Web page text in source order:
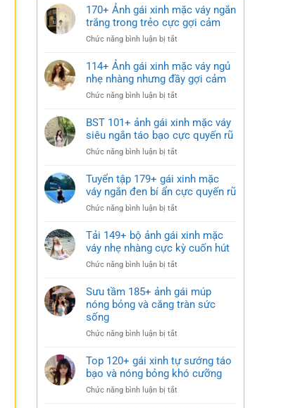
170+ Ảnh gái xinh mặc váy ngắn
trắng trong trẻo cực gợi cảm
Chức năng bình luận bị tắt
Ảnh
gái
xinh
mặc
ngắn
trắng
gợi
cảm
114+ Ảnh gái xinh mặc váy ngủ
nhẹ nhàng nhưng đầy gợi cảm
Chức năng bình luận bị tắt
Ảnh
gái
xinh
mặc
ngủ
nhẹ
gợi
cảm
BST 101+ ảnh gái xinh mặc váy
siêu ngắn táo bạo cực quyến rũ
Chức năng bình luận bị tắt
101+
ảnh
gái
xinh
váy
siêu
cực
quyến
Tuyển tập 179+ gái xinh mặc
váy ngắn đen bí ẩn cực quyến rũ
Chức năng bình luận bị tắt
tập
179+
gái
xinh
váy
ngắn
ẩn
quyến
rũ
Tải 149+ bộ ảnh gái xinh mặc
váy nhẹ nhàng cực kỳ cuốn hút
Chức năng bình luận bị tắt
149+
bộ
xinh
váy
nhẹ
cực
Sưu tầm 185+ ảnh gái múp
nóng bỏng và căng tràn sức
sống
Chức năng bình luận bị tắt
tầm
185+
gái
Top 120+ gái xinh tự sướng táo
bạo và nóng bỏng khó cưỡng
Chức năng bình luận bị tắt